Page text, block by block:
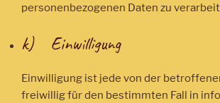
personenbezogenen Daten zu
k) Einwilligung
Einwilligung ist jede von der
freiwillig für den bestimmten Fall in